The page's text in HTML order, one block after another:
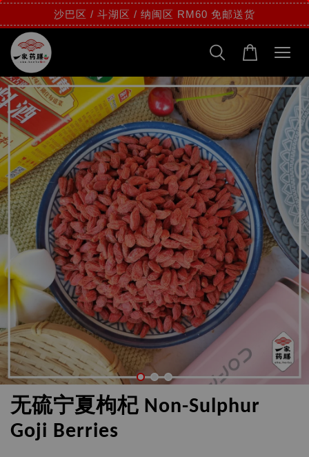
沙巴区 / 斗湖区 / 纳闽区 RM60 免邮送货
无硫宁夏枸杞 Non-Sulphur
Goji Berries